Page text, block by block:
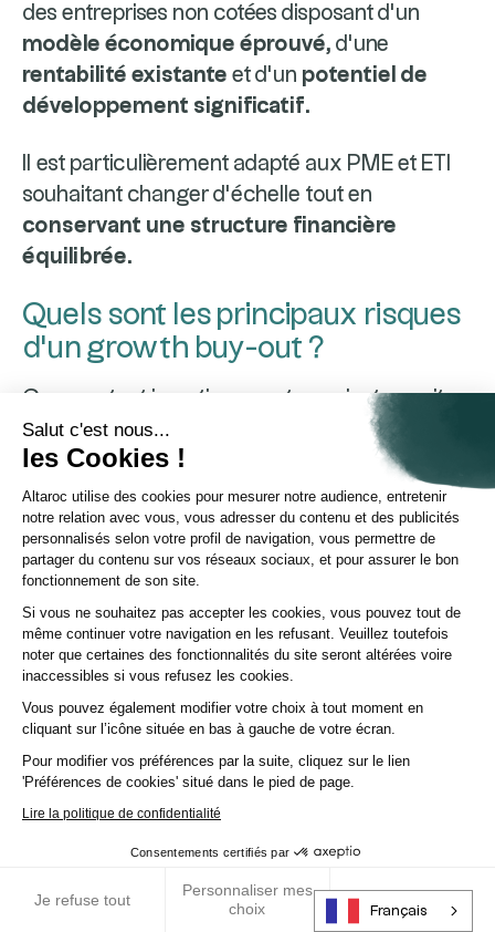
Salut c'est nous...
les Cookies !
Altaroc utilise des cookies pour mesurer notre audience, entretenir
notre relation avec vous, vous adresser du contenu et des publicités
personnalisés selon votre profil de navigation, vous permettre de
partager du contenu sur vos réseaux sociaux, et pour assurer le bon
fonctionnement de son site.
Si vous ne souhaitez pas accepter les cookies, vous pouvez tout de
même continuer votre navigation en les refusant. Veuillez toutefois
noter que certaines des fonctionnalités du site seront altérées voire
inaccessibles si vous refusez les cookies.
Vous pouvez également modifier votre choix à tout moment en
cliquant sur l’icône située en bas à gauche de votre écran.
Pour modifier vos préférences par la suite, cliquez sur le lien
'Préférences de cookies' situé dans le pied de page.
Lire la politique de confidentialité
Consentements certifiés par
Je refuse tout
Personnaliser mes
choix
J’accepte tout
RGPD
des entreprises non cotées disposant d’un
modèle économique éprouvé, d’une
rentabilité existante et d’un potentiel de
développement significatif.
Il est particulièrement adapté aux PME et ETI
souhaitant changer d’échelle tout en
conservant une structure financière
équilibrée.
Quels sont les principaux risques
d’un growth buy-out ?
Comme tout investissement en private equity,
le growth buy-out comporte des risques,
notamment un risque de
perte en capital
illiquidité des investissements et des
risques liés à l’exécution du plan de
croissance.
La dépendance au management et
l’exposition aux cycles économiques
peuvent également affecter la performance de
l’investissement.
Le growth buy-out offre-t-il une
garantie de performance ?
. Le growth buy-out ne comporte aucune
Français